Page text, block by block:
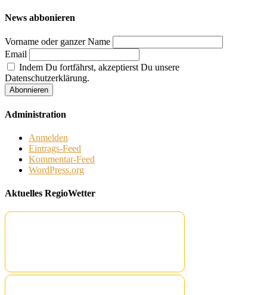
News abbonieren
Vorname oder ganzer Name
Email
Indem Du fortfährst, akzeptierst Du unsere
Datenschutzerklärung.
Administration
Anmelden
Eintrags-Feed
Kommentar-Feed
WordPress.org
Aktuelles RegioWetter